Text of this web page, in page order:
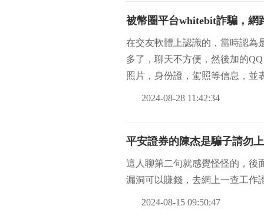
被幣圈平台whitebit詐騙，網
在交友軟體上認識的，當時認為
多了，聊天不方便，然後加的
照片，身份證，駕照等信息，並
2024-08-28 11:42:34
平安證券的陳杰是騙子請勿
這人聊第二句就感覺怪怪的，後
漏洞可以賺錢，去網上一查工作
2024-08-15 09:50:47